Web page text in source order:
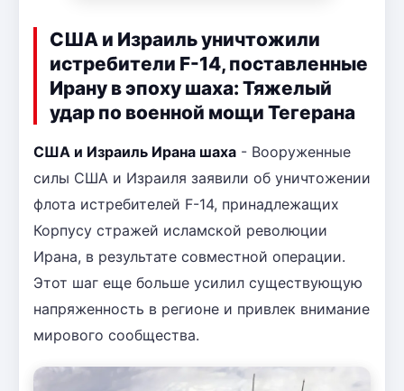
США и Израиль уничтожили
истребители F-14, поставленные
Ирану в эпоху шаха: Тяжелый
удар по военной мощи Тегерана
США и Израиль Ирана шаха - Вооруженные
силы США и Израиля заявили об уничтожении
флота истребителей F-14, принадлежащих
Корпусу стражей исламской революции
Ирана, в результате совместной операции.
Этот шаг еще больше усилил существующую
напряженность в регионе и привлек внимание
мирового сообщества.